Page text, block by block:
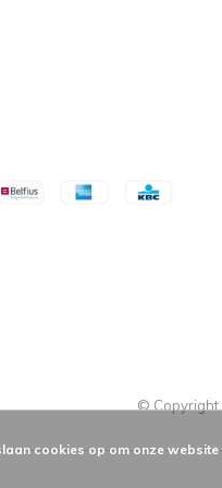
© Copyright
cookies op om onze